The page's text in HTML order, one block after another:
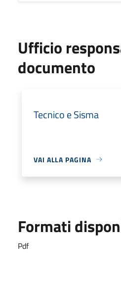
Ufficio
documento
Tecnico e Sisma
VAI ALLA PAGINA
Formati
Pdf